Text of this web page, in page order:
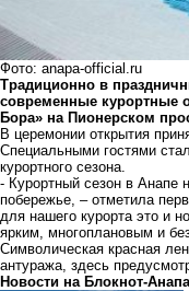
Фото: anapa-official.ru
Традиционно в
современные курортные
Бора» на Пионерском
В церемонии открытия
Специальными гостями
курортного сезона.
- Курортный сезон в Анапе
побережье, – отметила
для нашего курорта это и
ярким, многоплановым и
Символическая красная
антуража, здесь
Новости на Блoкнoт-Анапа